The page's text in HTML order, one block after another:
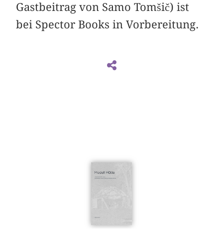
Gastbeitrag von Samo Tomšič) ist
bei Spector Books in Vorbereitung.